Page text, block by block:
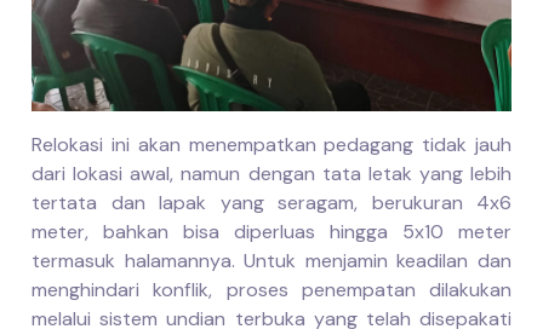
Relokasi ini akan menempatkan pedagang tidak jauh
dari lokasi awal, namun dengan tata letak yang lebih
tertata dan lapak yang seragam, berukuran 4x6
meter, bahkan bisa diperluas hingga 5x10 meter
termasuk halamannya. Untuk menjamin keadilan dan
menghindari konflik, proses penempatan dilakukan
melalui sistem undian terbuka yang telah disepakati